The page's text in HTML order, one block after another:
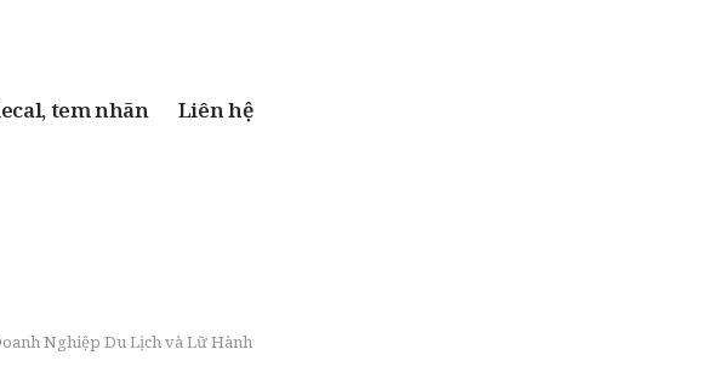
tem nhãn Liên hệ
Nghiệp Du Lịch và Lữ Hành